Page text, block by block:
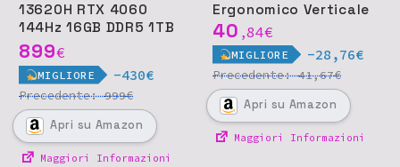
13620H RTX 4060
144Hz 16GB DDR5 1TB
SSD Win11 - Nero
899€
MIGLIORE -430€
Precedente:999€
Apri su Amazon
Maggiori Informazioni
Ergonomico Verticale
40 ,84€
MIGLIORE -28,76€
Precedente:41,67€
Apri su Amazon
Maggiori Informazioni